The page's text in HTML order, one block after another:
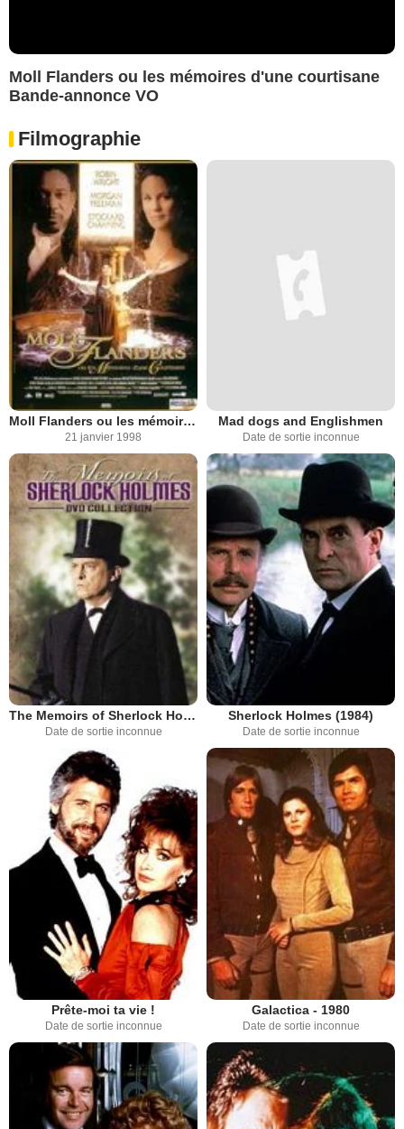
Moll Flanders ou les mémoires d'une courtisane
Bande-annonce VO
Filmographie
Moll Flanders ou les mémoires d'une courtisane
21 janvier 1998
Mad dogs and Englishmen
Date de sortie inconnue
The Memoirs of Sherlock Holmes
Date de sortie inconnue
Sherlock Holmes (1984)
Date de sortie inconnue
Prête-moi ta vie !
Date de sortie inconnue
Galactica - 1980
Date de sortie inconnue